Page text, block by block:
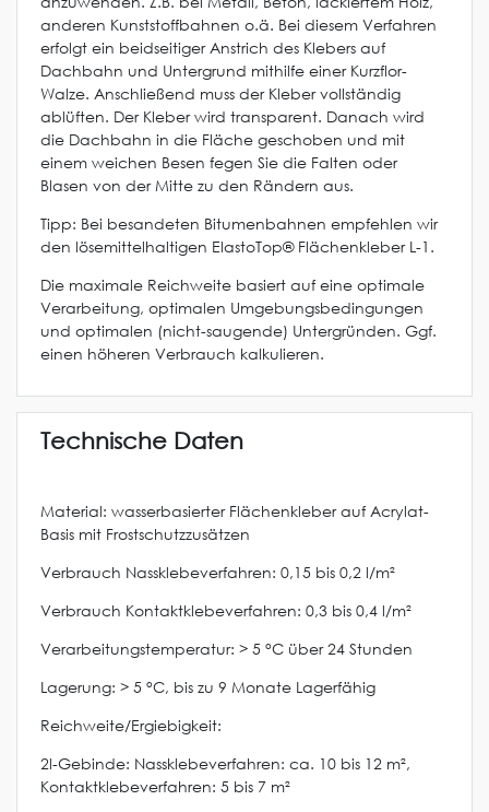
anderen Kunststoffbahnen o.ä. Bei diesem Verfahren
erfolgt ein beidseitiger Anstrich des Klebers auf
Dachbahn und Untergrund mithilfe einer Kurzflor-
Walze. Anschließend muss der Kleber vollständig
ablüften. Der Kleber wird transparent. Danach wird
die Dachbahn in die Fläche geschoben und mit
einem weichen Besen fegen Sie die Falten oder
Blasen von der Mitte zu den Rändern aus.
Tipp: Bei besandeten Bitumenbahnen empfehlen wir
den lösemittelhaltigen ElastoTop® Flächenkleber L-1.
Die maximale Reichweite basiert auf eine optimale
Verarbeitung, optimalen Umgebungsbedingungen
und optimalen (nicht-saugende) Untergründen. Ggf.
einen höheren Verbrauch kalkulieren.
Technische Daten
Material: wasserbasierter Flächenkleber auf Acrylat-
Basis mit Frostschutzzusätzen
Verbrauch Nassklebeverfahren: 0,15 bis 0,2 l/m²
Verbrauch Kontaktklebeverfahren: 0,3 bis 0,4 l/m²
Verarbeitungstemperatur: > 5 °C über 24 Stunden
Lagerung: > 5 °C, bis zu 9 Monate Lagerfähig
Reichweite/Ergiebigkeit:
2l-Gebinde: Nassklebeverfahren: ca. 10 bis 12 m²,
Kontaktklebeverfahren: 5 bis 7 m²